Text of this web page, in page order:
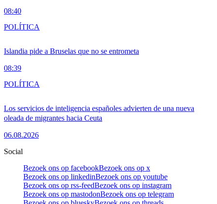
08:40
Islandia pide a Bruselas que no se entrometa
08:39
POLÍTICA
Los servicios de inteligencia españoles advierten de una nueva
oleada de migrantes hacia Ceuta
06.08.2026
POLÍTICA
Social
Bezoek ons op facebookBezoek ons op x
Bezoek ons op linkedinBezoek ons op youtube
Bezoek ons op rss-feedBezoek ons op instagram
Bezoek ons op mastodonBezoek ons op telegram